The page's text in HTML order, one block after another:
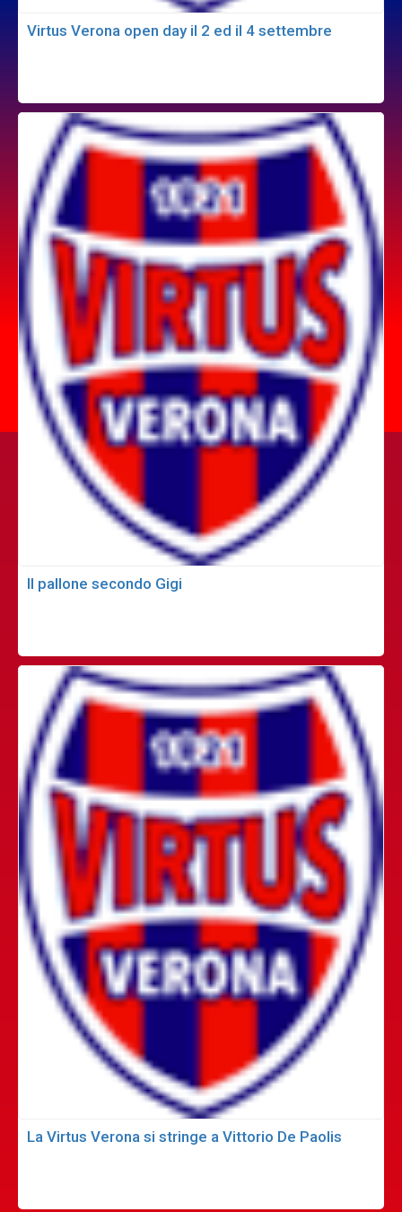
Virtus Verona open day il 2 ed il 4 settembre
Il pallone secondo Gigi
La Virtus Verona si stringe a Vittorio De Paolis